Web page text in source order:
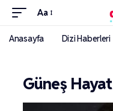
Aa
Anasayfa Dizi Haberleri
Güneş Hayat